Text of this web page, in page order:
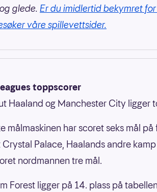
glede. Er du imidlertid bekymret
våre spillevettsider.
toppscorer
Haaland og Manchester City ligger
målmaskinen har scoret seks mål
Palace, Haalands andre
nordmannen tre mål.
Forest ligger på 14. plass på